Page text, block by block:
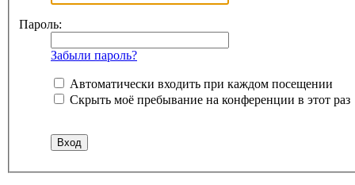
Пароль:
Забыли пароль?
Автоматически входить при каждом посещении
Скрыть моё пребывание на конференции в этот раз